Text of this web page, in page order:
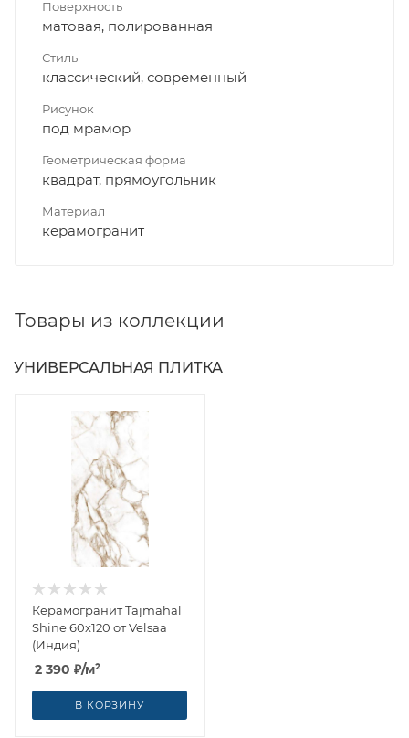
Поверхность
матовая, полированная
Стиль
классический, современный
Рисунок
под мрамор
Геометрическая форма
квадрат, прямоугольник
Материал
керамогранит
Товары из коллекции
УНИВЕРСАЛЬНАЯ ПЛИТКА
Керамогранит Tajmahal
Shine 60x120 от Velsaa
(Индия)
2 390 ₽/м²
В КОРЗИНУ